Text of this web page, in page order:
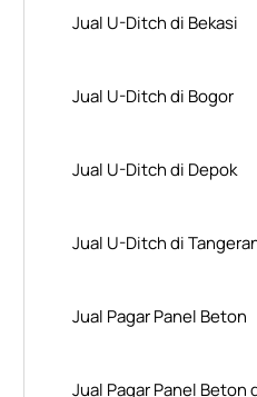
Jual U-Ditch di Bekasi
Jual U-Ditch di Bogor
Jual U-Ditch di Depok
Jual U-Ditch di
Jual Pagar Panel Beton
Jual Pagar Panel Beton